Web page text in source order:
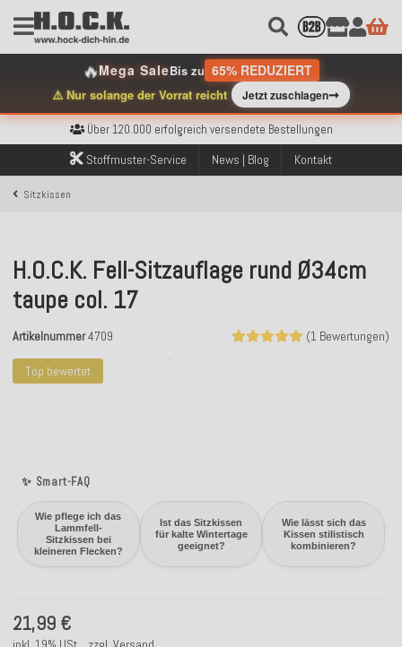
🔥Mega SaleBis zu 65% REDUZIERT
⚠️ Nur solange der Vorrat reicht Jetzt zuschlagen➞
Kostenloser Versand innerhalb Deutschlands ab 99€ Bestellwert
Über 120.000 erfolgreich versendete Bestellungen
Sicher bezahlen mit Klarna, PayPal & Amazon Pay
Kostenloser Versand innerhalb Deutschlands ab 99€ Bestellwert
Über 120.000 erfolgreich versendete Bestellungen
Stoffmuster-Service News | Blog Kontakt
Sitzkissen
Top bewertet
✨ Smart-FAQ
Wie pflege ich das
Lammfell-
Sitzkissen bei
kleineren Flecken?
Ist das Sitzkissen
für kalte Wintertage
geeignet?
Wie lässt sich das
Kissen stilistisch
kombinieren?
H.O.C.K. Fell-Sitzauflage rund Ø34cm
taupe col. 17
(1 Bewertungen)
Artikelnummer4709
21,99 €